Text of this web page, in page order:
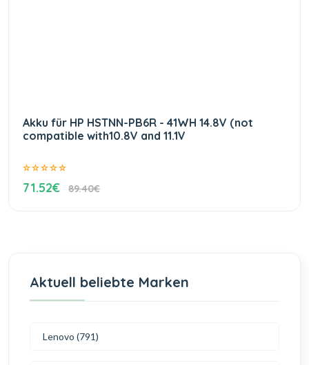
Akku für HP HSTNN-PB6R - 41WH 14.8V (not
compatible with10.8V and 11.1V
71.52€ 89.40€
Aktuell beliebte Marken
Lenovo (791)